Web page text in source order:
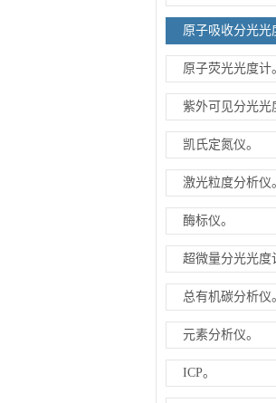
原子吸收分光光
原子荧光光度计
紫外可见分光光
凯氏定氮仪。
激光粒度分析仪
酶标仪。
超微量分光光度
总有机碳分析仪
元素分析仪。
ICP。